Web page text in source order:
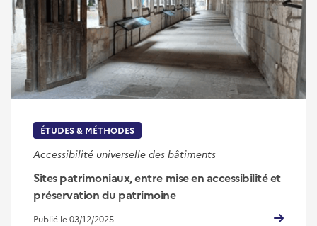
ÉTUDES & MÉTHODES
Accessibilité universelle des bâtiments
Sites patrimoniaux, entre mise en accessibilité et
préservation du patrimoine
Publié le 03/12/2025